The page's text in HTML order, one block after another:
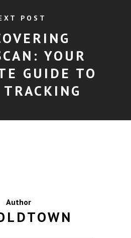
POST
YOUR
GUIDE TO
Author